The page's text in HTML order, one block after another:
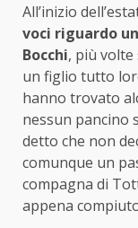
All’inizio
voci riguardo
Bocchi, più
un figlio tutto
hanno trovato
nessun pancino
detto che non
comunque un
compagna di
appena